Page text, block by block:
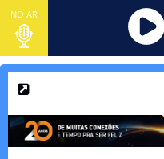
NO AR